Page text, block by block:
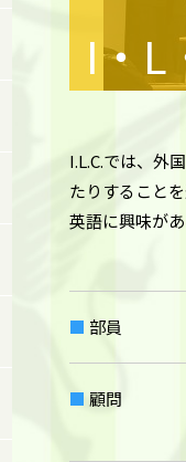
I・L
I.L.C.では、外
たりすること
英語に興味が
部員
顧問